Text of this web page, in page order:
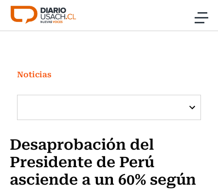
Click acá para ir directamente al contenido
Investigación
Cultura
Programas Radio y TV Usach
Noticias
Desaprobación del
Presidente de Perú
asciende a un 60% según